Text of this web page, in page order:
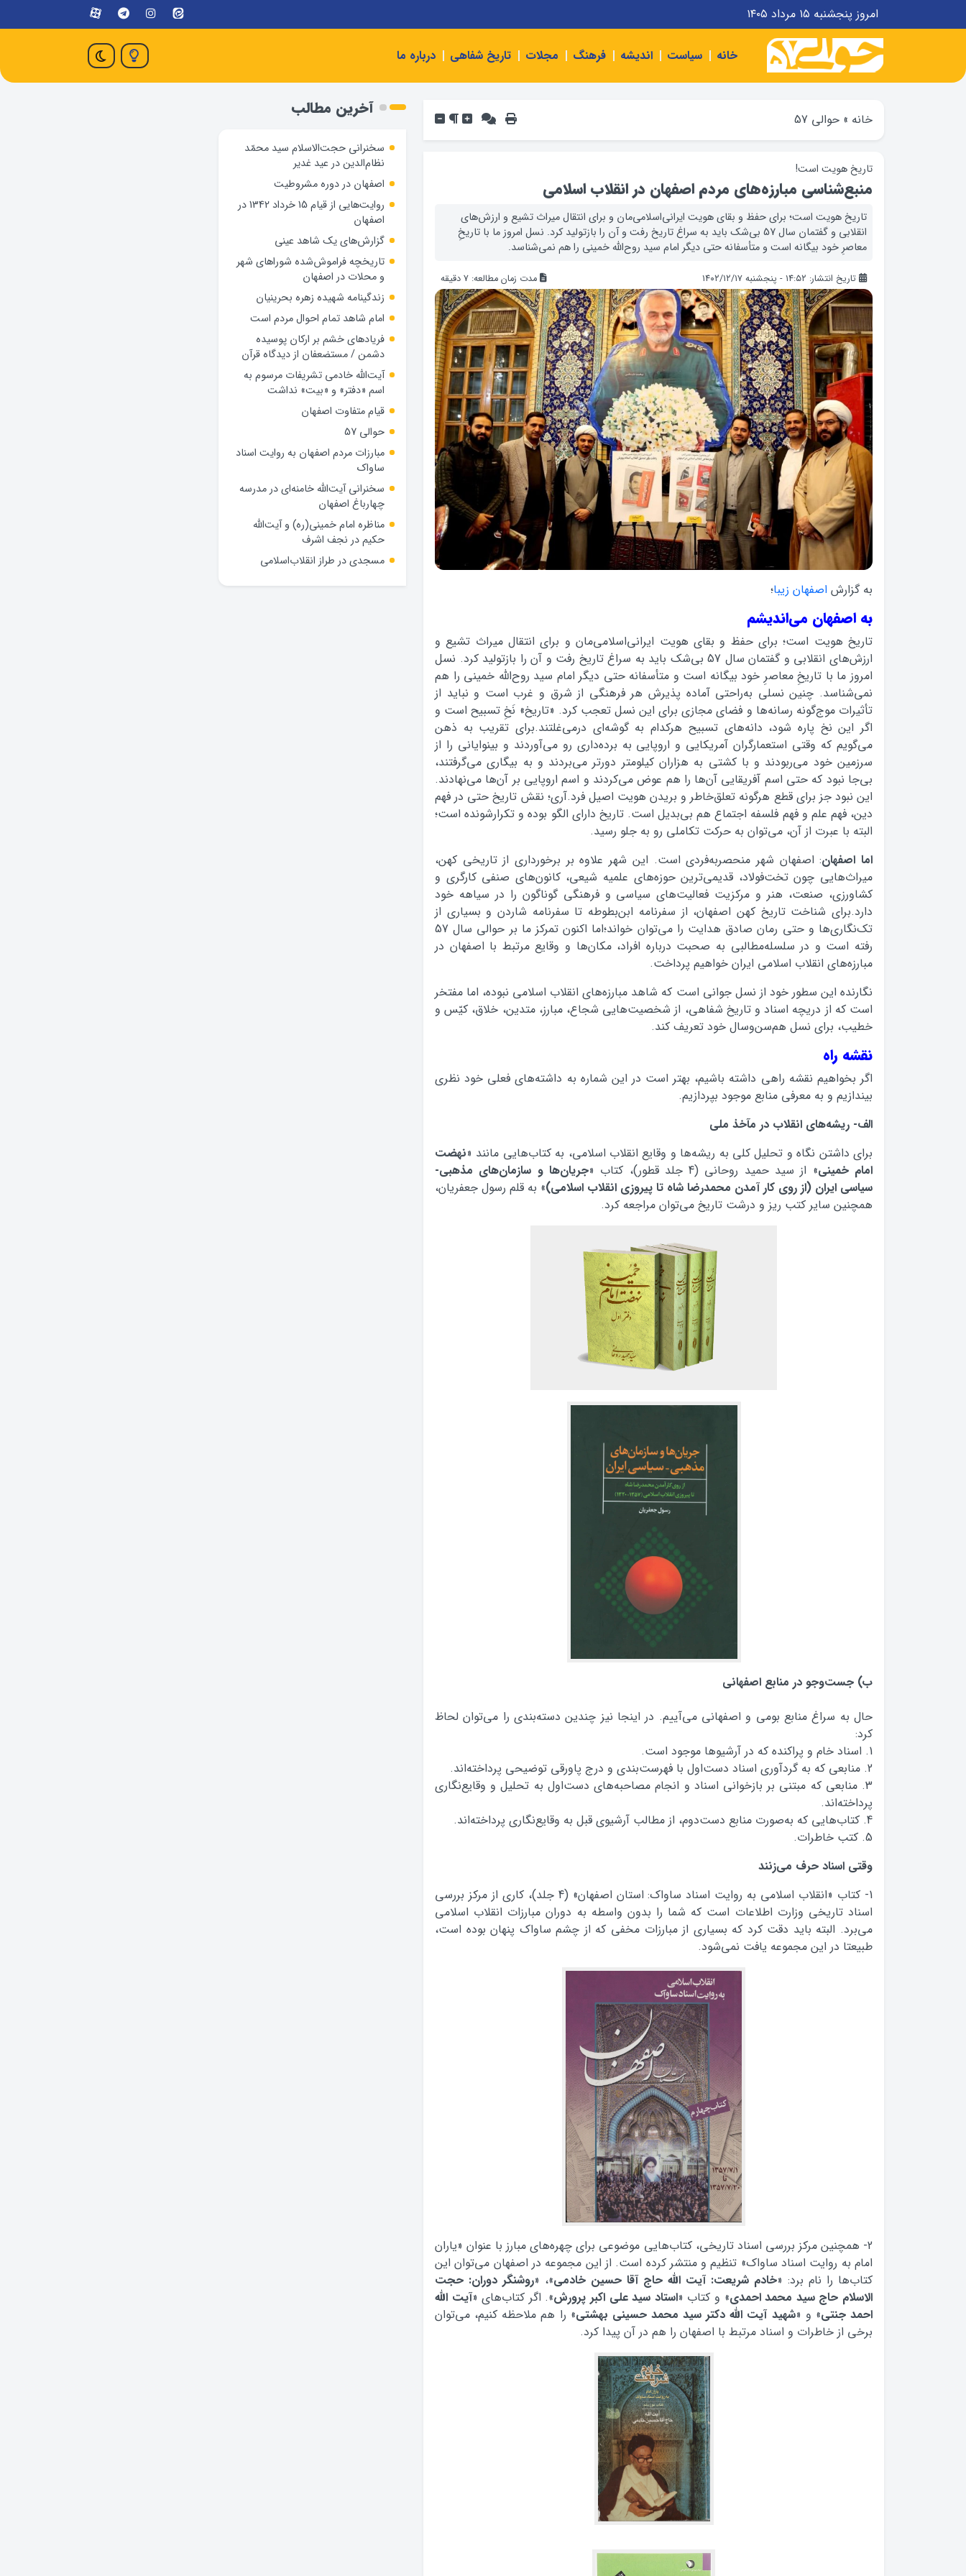
امروز پنجشنبه ۱۵ مرداد ۱۴۰۵
خانه سیاست اندیشه فرهنگ مجلات تاریخ شفاهی درباره ما
خانه » حوالی 57
تاریخ هویت است!
منبع‌شناسی مبارزه‌های مردم اصفهان در انقلاب اسلامی
تاریخ هویت است؛ برای حفظ و بقای هویت ایرانی‌اسلامی‌مان و برای انتقال میراث تشیع و ارزش‌های
انقلابی و گفتمان سال 57 بی‌شک باید به سراغ تاریخ رفت و آن را بازتولید کرد. نسل امروز ما با تاریخِ
معاصرِ خود بیگانه است و متأسفانه حتی دیگر امام سید روح‌الله خمینی را هم نمی‌شناسد.
تاریخ انتشار: ۱۴:۵۲ - پنجشنبه ۱۴۰۲/۱۲/۱۷ مدت زمان مطالعه: 7 دقیقه
به گزارش اصفهان زیبا؛
به اصفهان می‌اندیشم
تاریخ هویت است؛ برای حفظ و بقای هویت ایرانی‌اسلامی‌مان و برای انتقال میراث تشیع و
ارزش‌های انقلابی و گفتمان سال 57 بی‌شک باید به سراغ تاریخ رفت و آن را بازتولید کرد. نسل
امروز ما با تاریخِ معاصرِ خود بیگانه است و متأسفانه حتی دیگر امام سید روح‌الله خمینی را هم
نمی‌شناسد. چنین نسلی به‌راحتی آماده پذیرش هر فرهنگی از شرق و غرب است و نباید از
تأثیرات موج‌گونه رسانه‌ها و فضای مجازی برای این نسل تعجب کرد. «تاریخ» نَخِ تسبیح است و
اگر این نخ پاره شود، دانه‌های تسبیح هرکدام به گوشه‌ای درمی‌غلتند.برای تقریب به ذهن
می‌گویم که وقتی استعمارگران آمریکایی و اروپایی به برده‌داری رو می‌آوردند و بینوایانی را از
سرزمین خود می‌ربودند و با کشتی به هزاران کیلومتر دورتر می‌بردند و به بیگاری می‌گرفتند،
بی‌جا نبود که حتی اسم آفریقایی آن‌ها را هم عوض می‌کردند و اسم اروپایی بر آن‌ها می‌نهادند.
این نبود جز برای قطع هرگونه تعلق‌خاطر و بریدن هویت اصیل فرد.آری؛ نقش تاریخ حتی در فهم
دین، فهم علم و فهم فلسفه اجتماع هم بی‌بدیل است. تاریخ دارای الگو بوده و تکرارشونده است؛
البته با عبرت از آن، می‌توان به حرکت تکاملی رو به جلو رسید.
اما اصفهان: اصفهان شهر منحصربه‌فردی است. این شهر علاوه بر برخورداری از تاریخی کهن،
میراث‌هایی چون تخت‌فولاد، قدیمی‌ترین حوزه‌های علمیه شیعی، کانون‌های صنفی کارگری و
کشاورزی، صنعت، هنر و مرکزیت فعالیت‌های سیاسی و فرهنگی گوناگون را در سیاهه خود
دارد.برای شناخت تاریخ کهن اصفهان، از سفرنامه ابن‌بطوطه تا سفرنامه شاردن و بسیاری از
تک‌نگاری‌ها و حتی رمان صادق هدایت را می‌توان خواند؛اما اکنون تمرکز ما بر حوالی سال 57
رفته است و در سلسله‌مطالبی به صحبت درباره افراد، مکان‌ها و وقایع مرتبط با اصفهان در
مبارزه‌های انقلاب اسلامی ایران خواهیم پرداخت.
نگارنده این سطور خود از نسل جوانی است که شاهد مبارزه‌های انقلاب اسلامی نبوده، اما مفتخر
است که از دریچه اسناد و تاریخ شفاهی، از شخصیت‌هایی شجاع، مبارز، متدین، خلاق، کیّس و
خطیب، برای نسل هم‌سن‌وسال خود تعریف کند.
نقشه راه
اگر بخواهیم نقشه راهی داشته باشیم، بهتر است در این شماره به داشته‌های فعلی خود نظری
بیندازیم و به معرفی منابع موجود بپردازیم.
الف- ریشه‌های انقلاب در مآخذ ملی
برای داشتن نگاه و تحلیل کلی به ریشه‌ها و وقایع انقلاب اسلامی، به کتاب‌هایی مانند «نهضت
امام خمینی» از سید حمید روحانی (4 جلد قطور)، کتاب «
جریان‌ها و سازمان‌های مذهبی-
سیاسی ایران (از روی کار آمدن محمدرضا شاه تا پیروزی انقلاب اسلامی)» به قلم رسول جعفریان،
همچنین سایر کتب ریز و درشت تاریخ می‌توان مراجعه کرد.
ب) جست‌وجو در منابع اصفهانی
حال به سراغ منابع بومی و اصفهانی می‌آییم. در اینجا نیز چندین دسته‌بندی را می‌توان لحاظ
کرد:
1. اسناد خام و پراکنده که در آرشیوها موجود است.
2. منابعی که به گردآوری اسناد دست‌اول با فهرست‌بندی و درج پاورقی توضیحی پرداخته‌اند.
3. منابعی که مبتنی بر بازخوانی اسناد و انجام مصاحبه‌های دست‌اول به تحلیل و وقایع‌نگاری
پرداخته‌اند.
4. کتاب‌هایی که به‌صورت منابع دست‌دوم، از مطالب آرشیوی قبل به وقایع‌نگاری پرداخته‌اند.
5. کتب خاطرات.
وقتی اسناد حرف می‌زنند
1- کتاب «انقلاب اسلامی به روایت اسناد ساواک: استان اصفهان» (4 جلد)، کاری از مرکز بررسی
اسناد تاریخی وزارت اطلاعات است که شما را بدون واسطه به دوران مبارزات انقلاب اسلامی
می‌برد. البته باید دقت کرد که بسیاری از مبارزات مخفی که از چشم ساواک پنهان بوده است،
طبیعتا در این مجموعه یافت نمی‌شود.
2- همچنین مرکز بررسی اسناد تاریخی، کتاب‌هایی موضوعی برای چهره‌های مبارز با عنوان «یاران
امام به روایت اسناد ساواک» تنظیم و منتشر کرده است. از این مجموعه در اصفهان می‌توان این
کتاب‌ها را نام برد: «خادم شریعت: آیت الله حاج آقا حسین خادمی»، «روشنگر دوران: حجت
الاسلام حاج سید محمد احمدی» و کتاب «استاد سید علی اکبر پرورش». اگر کتاب‌های «آیت الله
احمد جنتی» و «شهید آیت الله دکتر سید محمد حسینی بهشتی» را هم ملاحظه کنیم، می‌توان
برخی از خاطرات و اسناد مرتبط با اصفهان را هم در آن پیدا کرد.
آخرین مطالب
سخنرانی حجت‌الاسلام سید محمّد
نظام‌الدین در عید غدیر
اصفهان در دوره مشروطیت
روایت‌هایی از قیام 15 خرداد 1342 در
اصفهان
گزارش‌های یک شاهد عینی
تاریخچه فراموش‌شده شوراهای شهر
و محلات در اصفهان
زندگینامه شهيده زهره بحرينيان
امام شاهد تمام احوال مردم است
فریادهای خشم بر ارکان پوسیده
دشمن / مستضعفان از دیدگاه قرآن
آیت‌الله خادمی تشریفات مرسوم به
اسم «دفتر» و «بیت» نداشت
قیام متفاوت اصفهان
حوالی 57
مبارزات مردم اصفهان به روایت اسناد
ساواک
سخنرانی آیت‌الله خامنه‌ای در مدرسه
چهارباغ اصفهان
مناظره امام خمینی(ره) و آیت‌الله
حکیم در نجف اشرف
مسجدی در طراز انقلاب‌اسلامی